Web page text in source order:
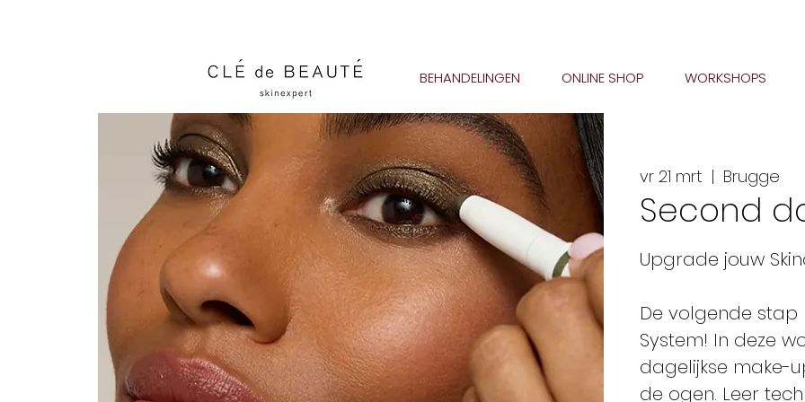
BEHANDELINGEN ONLINE SHOP WORKSHOPS
vr 21 mrt
  |
Brugge
Second
Upgrade jouw
De volgende stap
System! In deze
dagelijkse make-
de ogen. Leer